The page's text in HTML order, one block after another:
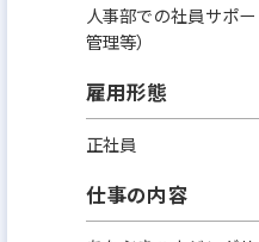
人事部での社員サポ
管理等）
雇用形態
正社員
仕事の内容